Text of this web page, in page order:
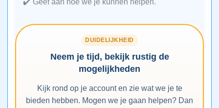
Geef aan hoe we je kunnen helpen.
DUIDELIJKHEID
Neem je tijd, bekijk rustig de
mogelijkheden
Kijk rond op je account en zie wat we je te
bieden hebben. Mogen we je gaan helpen? Dan